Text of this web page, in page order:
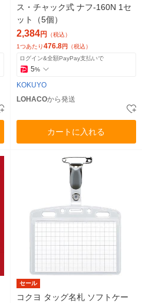
ス・チャック式 ナフ-160N 1セ
ット（5個）
2,384円 （税込）
1つあたり476.8円 （税込）
ログイン&全額PayPay支払いで
5%
KOKUYO
LOHACOから発送
カートに入れる
セール
コクヨ タッグ名札 ソフトケー